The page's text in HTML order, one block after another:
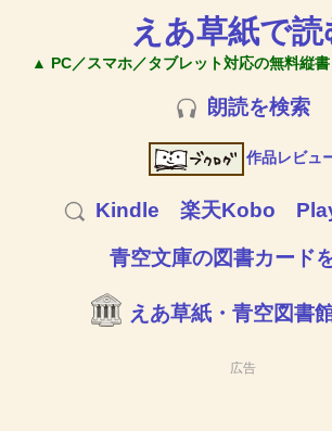
えあ草紙で読
▲ PC／スマホ／タブレット対応の無料縦
朗読を検索
作品レビュ
Kindle 楽天Kobo
青空文庫の図書カード
えあ草紙・青空図書
広告